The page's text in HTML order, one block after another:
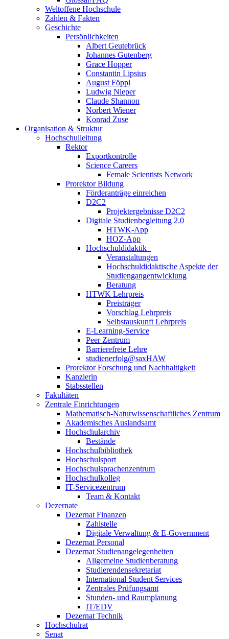
Weltoffene Hochschule
Zahlen & Fakten
Geschichte
Persönlichkeiten
Albert Geutebrück
Johannes Gutenberg
Grace Hopper
Constantin Lipsius
August Föppl
Ludwig Nieper
Claude Shannon
Norbert Wiener
Konrad Zuse
Organisation & Struktur
Hochschulleitung
Rektor
Exportkontrolle
Science Careers
Female Scientists Network
Prorektor Bildung
Förderanträge einreichen
D2C2
Projektergebnisse D2C2
Digitale Studienbegleitung 2.0
HTWK-App
HOZ-App
Hochschuldidaktik+
Veranstaltungen
Hochschuldidaktische Aspekte der
Studiengangentwicklung
Beratung
HTWK Lehrpreis
Preisträger
Vorschlag Lehrpreis
Selbstauskunft Lehrpreis
E-Learning-Service
Peer Zentrum
Barrierefreie Lehre
studienerfolg@saxHAW
Prorektor Forschung und Nachhaltigkeit
Kanzlerin
Stabsstellen
Fakultäten
Zentrale Einrichtungen
Mathematisch-Naturwissenschaftliches Zentrum
Akademisches Auslandsamt
Hochschularchiv
Bestände
Hochschulbibliothek
Hochschulsport
Hochschulsprachenzentrum
Hochschulkolleg
IT-Servicezentrum
Team & Kontakt
Dezernate
Dezernat Finanzen
Zahlstelle
Digitale Verwaltung & E-Government
Dezernat Personal
Dezernat Studienangelegenheiten
Allgemeine Studienberatung
Studierendensekretariat
International Student Services
Zentrales Prüfungsamt
Stunden- und Raumplanung
IT/EDV
Dezernat Technik
Hochschulrat
Senat